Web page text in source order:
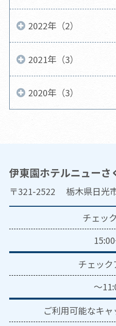
2022年（2）
2021年（3）
2020年（3）
伊東園ホテルニューさ
〒321-2522 栃木県日光
チェッ
チェック
～
ご利用可能なキ